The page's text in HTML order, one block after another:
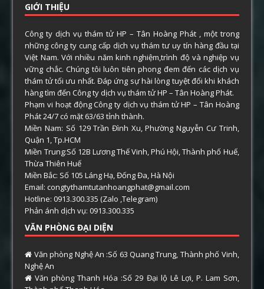
GIỚI THIỆU
Công ty dịch vụ thám tử HP – Tân Hoàng Phát , một trong
những công ty cung cấp dịch vụ thám tư uy tín hàng đầu tại
Việt Nam. Với nhiều năm kinh nghiệm,trình độ và nghiệp vụ
vững chắc. Chúng tôi luôn tiên phong đem đến các dịch vụ
thám tử tối ưu nhất. Đáp ứng sự hài lòng tuyệt đối khi khách
hàng tìm đến Công ty dịch vụ thám tử HP – Tân Hoàng Phát.
Phạm vi hoạt động Công ty dịch vụ thám tử HP – Tân Hoàng
Phát 24/7 có mặt 63/63 tỉnh thành.
Miền Nam: Số 129 Trần Đình Xu, Phường Nguyễn Cư Trinh,
Quận 1, Tp.HCM
Miền Trung:Số 12B Lương Thế Vinh, Phú Hội, Thành phố Huế,
Thừa Thiên Huế
Miền Bắc: Số 105 Láng Hạ, Đống Đa, Hà Nội
Email: congtythamtutanhoangphat@gmail.com
Hotline: 0913.300.335 (Zalo ,Telegram)
Phản ánh dịch vụ: 0913.300.335
VĂN PHÒNG ĐẠI DIỆN
Văn phòng Nghệ An :Số 63 Quang Trung, Thành phố Vinh,
Nghệ An
Văn phòng Thanh Hóa :Số 29 Đại lộ Lê Lợi, P. Lam Sơn,